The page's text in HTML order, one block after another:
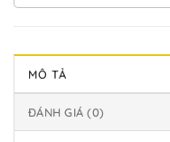
MÔ TẢ
ĐÁNH GIÁ (0)